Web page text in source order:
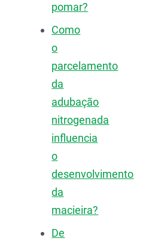
pomar?
Como
o
parcelamento
da
adubação
nitrogenada
influencia
o
desenvolvimento
da
macieira?
De